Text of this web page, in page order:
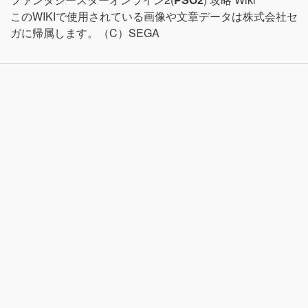
このWIKIで使用されている画像や文章データは株式会社セ
ガに帰属します。（C）SEGA